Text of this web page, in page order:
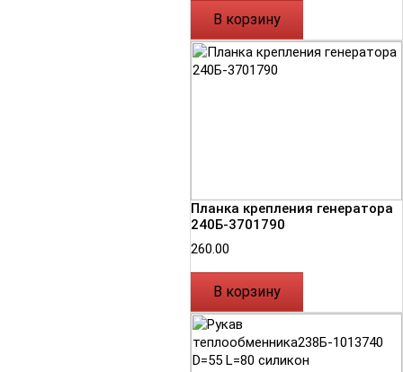
В корзину
Планка крепления генератора
240Б-3701790
260.00
В корзину